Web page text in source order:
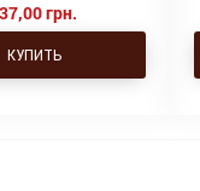
грн.
КУПИТЬ